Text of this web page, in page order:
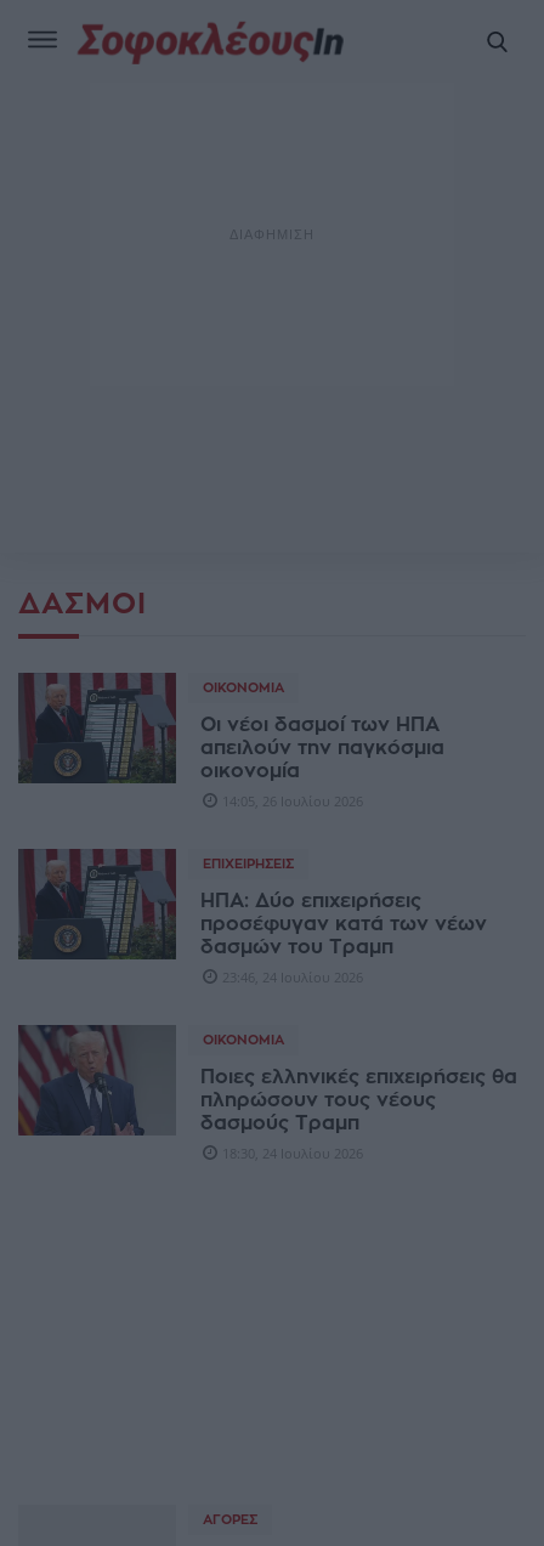
ΔΑΣΜΟΊ
ΟΙΚΟΝΟΜΊΑ
Οι νέοι δασμοί των ΗΠΑ
απειλούν την παγκόσμια
οικονομία
14:05, 26 Ιουλίου 2026
ΕΠΙΧΕΙΡΉΣΕΙΣ
ΗΠΑ: Δύο επιχειρήσεις
προσέφυγαν κατά των νέων
δασμών του Τραμπ
23:46, 24 Ιουλίου 2026
ΟΙΚΟΝΟΜΊΑ
Ποιες ελληνικές επιχειρήσεις θα
πληρώσουν τους νέους
δασμούς Τραμπ
18:30, 24 Ιουλίου 2026
ΑΓΟΡΈΣ